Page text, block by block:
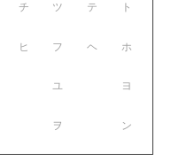
チ ツ テ ト
ヒ フ ヘ ホ
ユ ヨ
ヲ ン